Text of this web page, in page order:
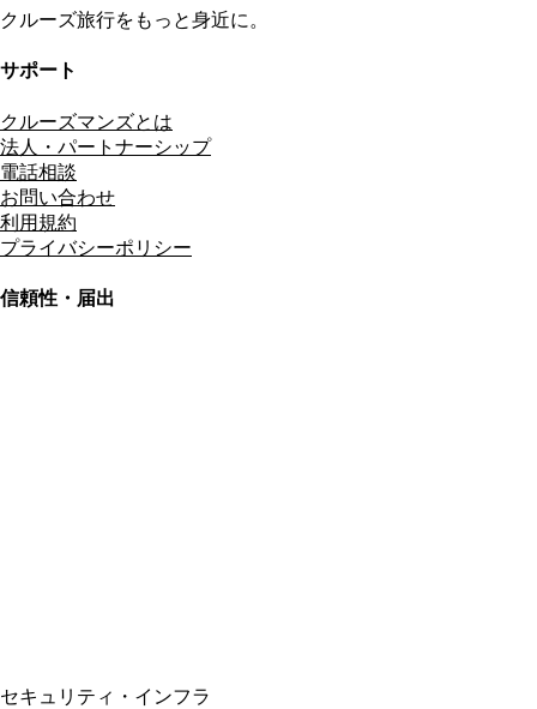
クルーズ旅行をもっと身近に。
サポート
クルーズマンズとは
法人・パートナーシップ
電話相談
お問い合わせ
利用規約
プライバシーポリシー
信頼性・届出
セキュリティ・インフラ